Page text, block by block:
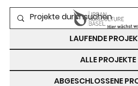
PROJEKTE ZUM
LAUFENDE
ALLE PROJEKTE
ABGESCHLOSSENE